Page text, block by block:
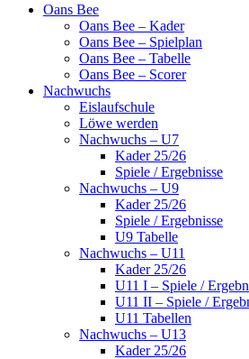
Oans Bee
Oans Bee – Kader
Oans Bee – Spielplan
Oans Bee – Tabelle
Oans Bee – Scorer
Nachwuchs
Eislaufschule
Löwe werden
Nachwuchs – U7
Kader 25/26
Spiele / Ergebnisse
Nachwuchs – U9
Kader 25/26
Spiele / Ergebnisse
U9 Tabelle
Nachwuchs – U11
Kader 25/26
U11 I – Spiele /
U11 II – Spiele /
U11 Tabellen
Nachwuchs – U13
Kader 25/26